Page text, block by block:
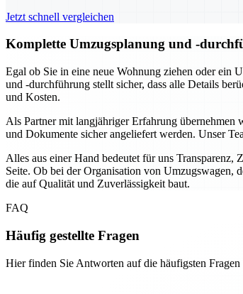
Jetzt schnell vergleichen
Komplette Umzugsplanung und -
Egal ob Sie in eine neue Wohnung ziehen oder ein
und -durchführung stellt sicher, dass alle Details
und Kosten.
Als Partner mit langjähriger Erfahrung
und Dokumente sicher angeliefert werden. Unser
Alles aus einer Hand bedeutet für uns
Seite. Ob bei der Organisation von Umzugswagen,
die auf Qualität und Zuverlässigkeit baut.
FAQ
Häufig gestellte Fragen
Hier finden Sie Antworten auf die häufigsten